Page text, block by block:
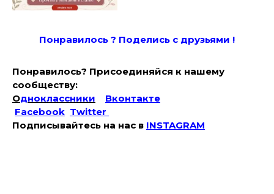
Понравилось ? Поделись с друзьями !
Понравилось? Присоединяйся к нашему
сообществу:
Одноклассники
Вконтакте
Facebook Twitter
Подписывайтесь на наc в INSTAGRAM